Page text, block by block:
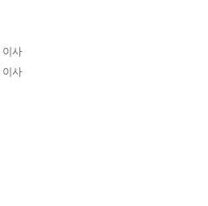
이사
이사